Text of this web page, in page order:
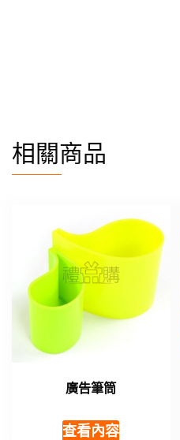
相關商品
廣告筆筒
查看內容